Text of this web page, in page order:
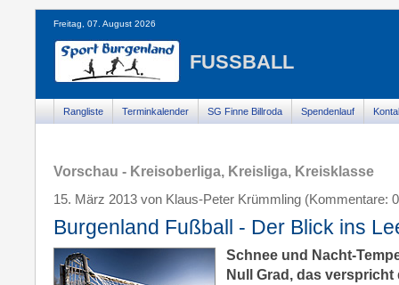
Freitag, 07. August 2026
FUSSBALL
Rangliste Terminkalender SG Finne Billroda Spendenlauf
Vorschau - Kreisoberliga, Kreisliga, Kreisklasse
15. März 2013 von Klaus-Peter Krümmling (Kommentare:
Burgenland Fußball - Der Blick ins
Schnee und Nacht-
Null Grad, das verspricht